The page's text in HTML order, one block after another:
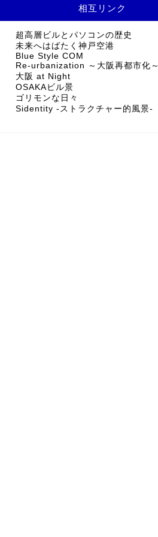
相互リンク
超高層ビルとパソコンの歴史
未来へはばたく神戸空港
Blue Style COM
Re-urbanization ～大阪再都市化～
大阪 at Night
OSAKAビル景
ゴリモンな日々
Sidentity -ストラクチャー的風景-